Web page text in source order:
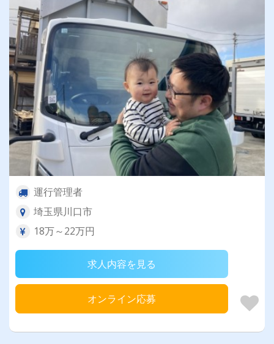
運行管理者
埼玉県川口市
18万～22万円
求人内容を見る
オンライン応募